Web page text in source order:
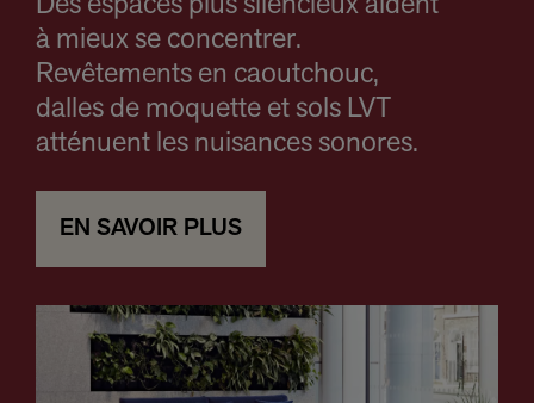
Des espaces plus silencieux aident
à mieux se concentrer.
Revêtements en caoutchouc,
dalles de moquette et sols LVT
atténuent les nuisances sonores.
EN SAVOIR PLUS